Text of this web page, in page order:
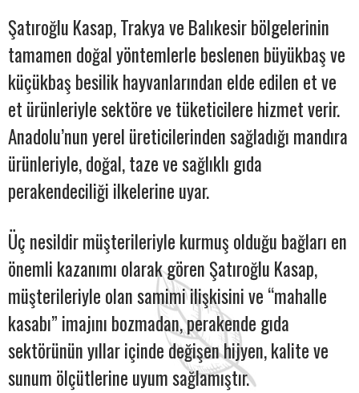
Şatıroğlu Kasap, Trakya ve Balıkesir bölgelerinin
tamamen doğal yöntemlerle beslenen büyükbaş ve
küçükbaş besilik hayvanlarından elde edilen et ve
et ürünleriyle sektöre ve tüketicilere hizmet verir.
Anadolu’nun yerel üreticilerinden sağladığı mandıra
ürünleriyle, doğal, taze ve sağlıklı gıda
perakendeciliği ilkelerine uyar.
Üç nesildir müşterileriyle kurmuş olduğu bağları en
önemli kazanımı olarak gören Şatıroğlu Kasap,
müşterileriyle olan samimi ilişkisini ve “mahalle
kasabı” imajını bozmadan, perakende gıda
sektörünün yıllar içinde değişen hijyen, kalite ve
sunum ölçütlerine uyum sağlamıştır.